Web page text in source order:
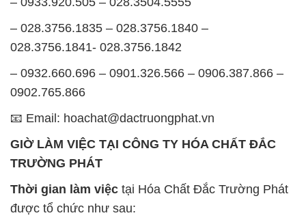
0902.765.866
📧 Email: hoachat@dactruongphat.vn
TRƯỜNG PHÁT
được tổ chức như sau:
Thứ 2 đến thứ 6: Buổi sáng: từ 8h đến 11h – Buổi
chiều: từ 12h30 đến 17h
Thứ 7: Buổi sáng: từ 8h đến 11h – Buổi chiều: từ
12h30 đến 16h